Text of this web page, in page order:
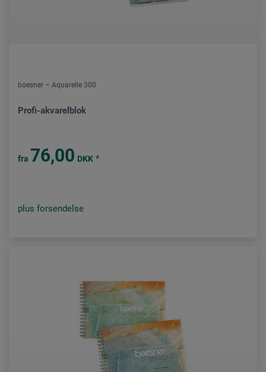
boesner – Aquarelle 300
Profi-akvarelblok
fra 76,00 DKK *
plus forsendelse